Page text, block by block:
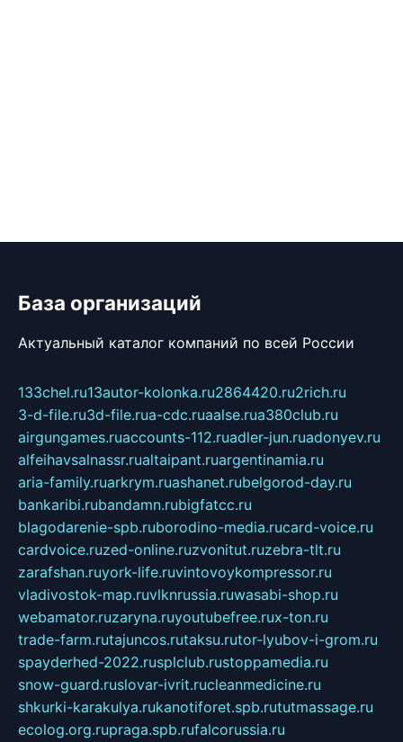
База организаций
Актуальный каталог компаний по всей России
133chel.ru13autor-kolonka.ru2864420.ru2rich.ru
3-d-file.ru3d-file.rua-cdc.ruaalse.rua380club.ru
airgungames.ruaccounts-112.ruadler-jun.ruadonyev.ru
alfeihavsalnassr.rualtaipant.ruargentinamia.ru
aria-family.ruarkrym.ruashanet.rubelgorod-day.ru
bankaribi.rubandamn.rubigfatcc.ru
blagodarenie-spb.ruborodino-media.rucard-voice.ru
cardvoice.ruzed-online.ruzvonitut.ruzebra-tlt.ru
zarafshan.ruyork-life.ruvintovoykompressor.ru
vladivostok-map.ruvlknrussia.ruwasabi-shop.ru
webamator.ruzaryna.ruyoutubefree.rux-ton.ru
trade-farm.rutajuncos.rutaksu.rutor-lyubov-i-grom.ru
spayderhed-2022.rusplclub.rustoppamedia.ru
snow-guard.ruslovar-ivrit.rucleanmedicine.ru
shkurki-karakulya.rukanotiforet.spb.rututmassage.ru
ecolog.org.rupraga.spb.rufalcorussia.ru